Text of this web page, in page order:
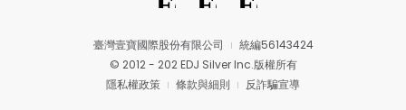
臺灣壹寶國際股份有限公司
統編56143424
© 2012 - 202 EDJ Silver Inc.版權所有
隱私權政策
條款與細則 反詐騙宣導